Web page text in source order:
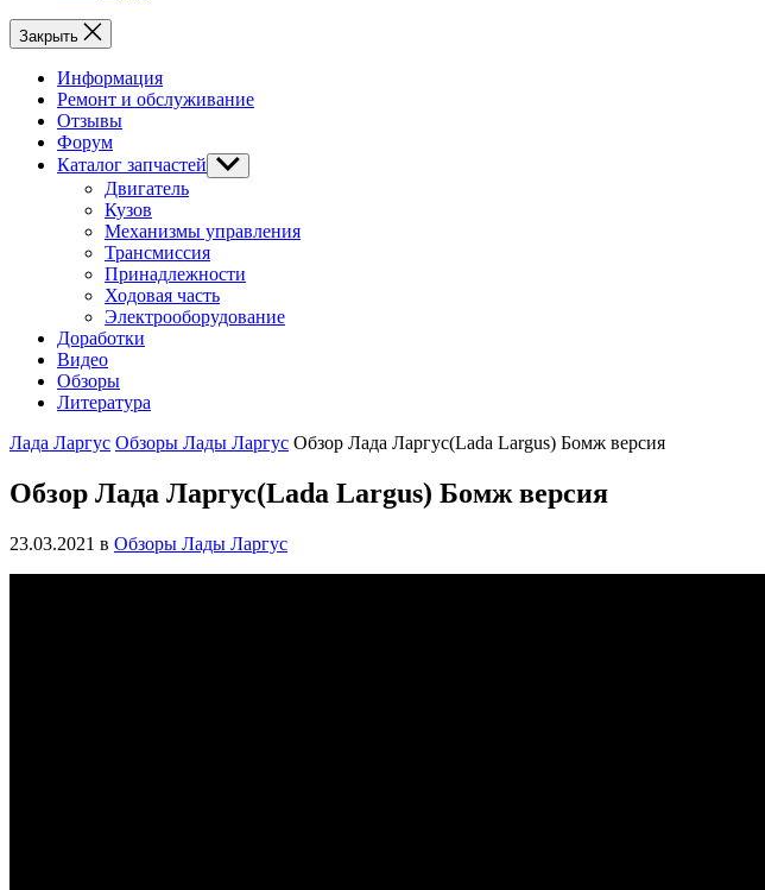
Закрыть
Информация
Ремонт и обслуживание
Отзывы
Форум
Каталог запчастей Show
sub
Двигатель
Кузов
Механизмы управления
Трансмиссия
Принадлежности
Ходовая часть
Электрооборудование
Доработки
Видео
Обзоры
Литература
Лада Ларгус Обзоры Лады Ларгус Обзор Лада Ларгус(Lada Largus) Бомж версия
Обзор Лада Ларгус(Lada Largus) Бомж версия
23.03.2021 в Обзоры Лады Ларгус